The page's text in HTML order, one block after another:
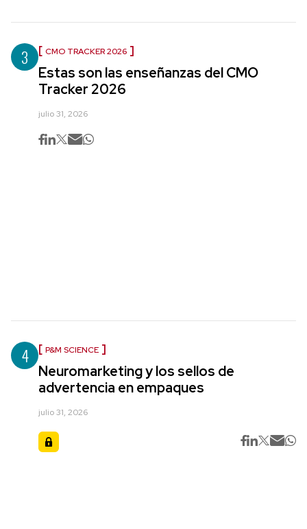
3 CMO TRACKER 2026
Estas son las enseñanzas del CMO
Tracker 2026
julio 31, 2026
4 P&M SCIENCE
Neuromarketing y los sellos de
advertencia en empaques
julio 31, 2026